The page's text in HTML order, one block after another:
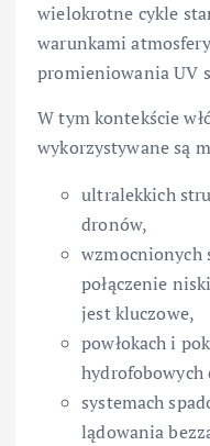
wielokrotne cykle
warunkami
promieniowania UV
W tym kontekście
wykorzystywane są
ultralekkich
dronów,
wzmocnionych
połączenie
jest kluczowe,
powłokach i
systemach
lądowania